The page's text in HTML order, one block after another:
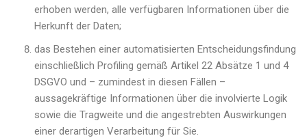
erhoben werden, alle verfügbaren Informationen über die
Herkunft der Daten;
das Bestehen einer automatisierten Entscheidungsfindung
einschließlich Profiling gemäß Artikel 22 Absätze 1 und 4
DSGVO und – zumindest in diesen Fällen –
aussagekräftige Informationen über die involvierte Logik
sowie die Tragweite und die angestrebten Auswirkungen
einer derartigen Verarbeitung für Sie.